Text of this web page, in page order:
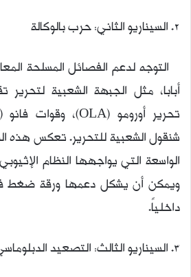
2. السيناريو الثاني: حرب بالوكالة
التوجه لدعم الفصائل المسلحة
شنقول الشعبية للتحرير. تعكس هذه
الواسعة التي يواجهها النظام
ويمكن أن يشكل دعمها ورقة ضغط
داخلياً.
3. السيناريو الثالث: التصعيد الدبلوماسي والقانوني